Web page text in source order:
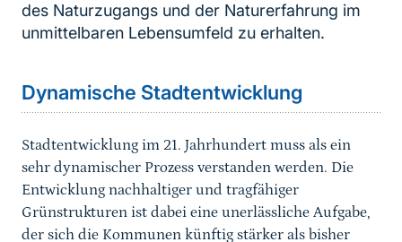
des Naturzugangs und der Naturerfahrung im
unmittelbaren Lebensumfeld zu erhalten.
Dynamische Stadtentwicklung
Stadtentwicklung im 21. Jahrhundert muss als ein
sehr dynamischer Prozess verstanden werden. Die
Entwicklung nachhaltiger und tragfähiger
Grünstrukturen ist dabei eine unerlässliche Aufgabe,
der sich die Kommunen künftig stärker als bisher